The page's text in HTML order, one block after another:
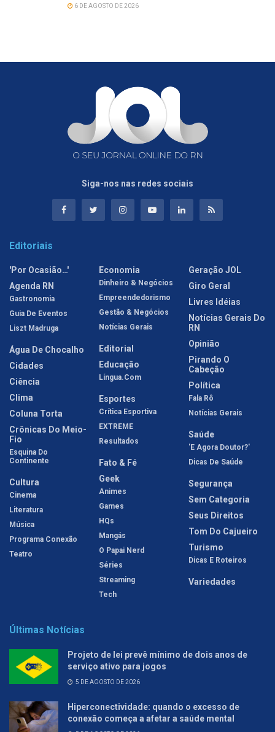
6 DE AGOSTO DE 2026
Siga-nos nas redes sociais
Editoriais
'Por Ocasião…'
Agenda RN
Gastronomia
Guia De Eventos
Liszt Madruga
Água De Chocalho
Cidades
Ciência
Clima
Coluna Torta
Crônicas Do Meio-
Fio
Esquina Do
Continente
Cultura
Cinema
Literatura
Música
Programa Conexão
Teatro
Economia
Dinheiro & Negócios
Empreendedorismo
Gestão & Negócios
Notícias Gerais
Editorial
Educação
Língua.com
Esportes
Crítica Esportiva
EXTREME
Resultados
Fato & Fé
Geek
Animes
Games
HQs
Mangás
O Papai Nerd
Séries
Streaming
Tech
Geração JOL
Giro Geral
Livres Idéias
Notícias Gerais Do
RN
Opinião
Pirando O
Cabeção
Política
Fala Rô
Notícias Gerais
Saúde
'E Agora Doutor?'
Dicas De Saúde
Segurança
Sem Categoria
Seus Direitos
Tom Do Cajueiro
Turismo
Dicas E Roteiros
Variedades
Últimas Notícias
Projeto de lei prevê mínimo de dois anos de
serviço ativo para jogos
5 DE AGOSTO DE 2026
Hiperconectividade: quando o excesso de
conexão começa a afetar a saúde mental